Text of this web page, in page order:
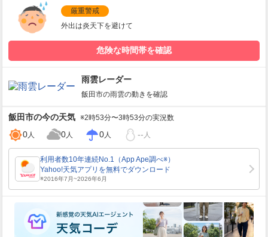
厳重警戒
外出は炎天下を避けて
危険な時間帯を確認
雨雲レーダー
飯田市の雨雲の動きを確認
飯田市の今の天気 ※2時53分〜3時53分の実況数
0人 0人 0人 -- 人